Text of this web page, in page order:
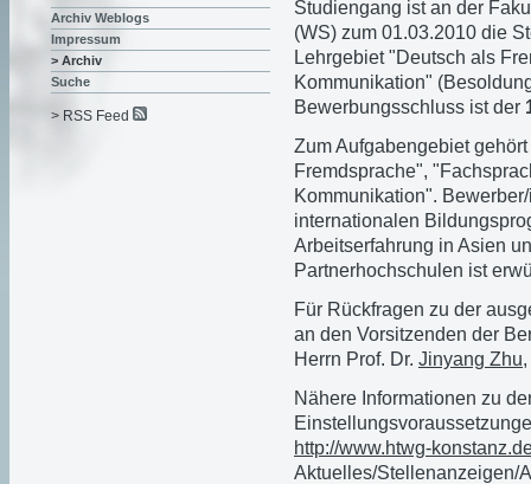
Studiengang ist an der
(WS) zum 01.03.2010 die
Lehrgebiet "Deutsch als
Kommunikation"
Bewerbungsschluss ist der
Zum Aufgabengebiet
Fremdsprache",
Kommunikation".
internationalen
Arbeitserfahrung in Asien
Partnerhochschulen ist
Für Rückfragen zu der
an den Vorsitzenden der
Herrn Prof. Dr. Jinyang Zhu
Nähere Informationen zu
http://www.htwg-
Aktuelles/Stellenanzeigen/
Archiv Weblogs
Impressum
> Archiv
Suche
> RSS Feed